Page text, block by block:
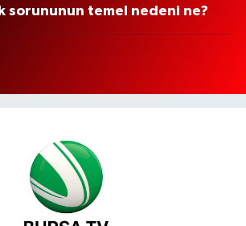
sorununun temel nedeni ne?